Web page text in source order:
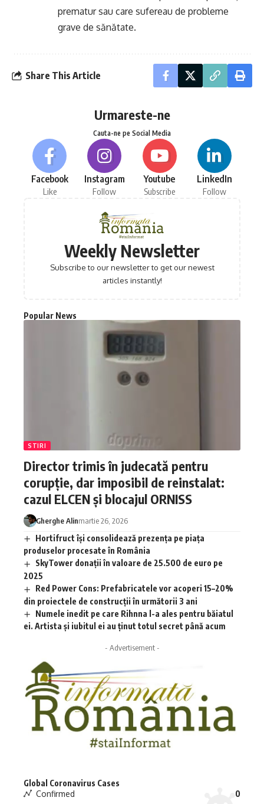
prematur sau care sufereau de probleme
grave de sănătate.
Share This Article
Urmareste-ne
Cauta-ne pe Social Media
Facebook
Like
Instagram
Follow
Youtube
Subscribe
LinkedIn
Follow
Weekly Newsletter
Subscribe to our newsletter to get our newest
articles instantly!
Popular News
STIRI
Director trimis în judecată pentru
corupție, dar imposibil de reinstalat:
cazul ELCEN și blocajul ORNISS
Gherghe Alinmartie 26, 2026
Hortifruct își consolidează prezența pe piața
produselor procesate în România
SkyTower donații în valoare de 25.500 de euro pe
2025
Red Power Cons: Prefabricatele vor acoperi 15–20%
din proiectele de construcții în următorii 3 ani
Numele inedit pe care Rihnna l-a ales pentru băiatul
ei. Artista și iubitul ei au ținut totul secret până acum
- Advertisement -
Global Coronavirus Cases
Confirmed
0